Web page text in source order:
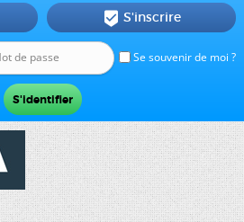
Se souvenir de moi ?
 S'inscrire